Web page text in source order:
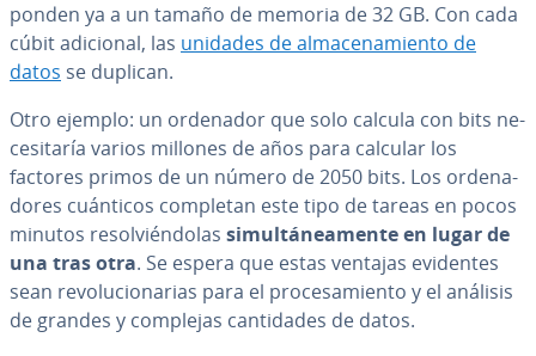
po­n­den ya a un tamaño de memoria de 32 GB. Con cada
cúbit adicional, las unidades de al­ma­ce­na­mie­n­to de
datos se duplican.
Otro ejemplo: un ordenador que solo calcula con bits ne­
ce­si­ta­ría varios millones de años para calcular los
factores primos de un número de 2050 bits. Los or­de­na­
do­res cuánticos completan este tipo de tareas en pocos
minutos re­so­l­vié­n­do­las si­mu­l­tá­nea­me­n­te en lugar de
una tras otra. Se espera que estas ventajas evidentes
sean re­vo­lu­cio­na­rias para el pro­ce­sa­mie­n­to y el análisis
de grandes y complejas ca­n­ti­da­des de datos.